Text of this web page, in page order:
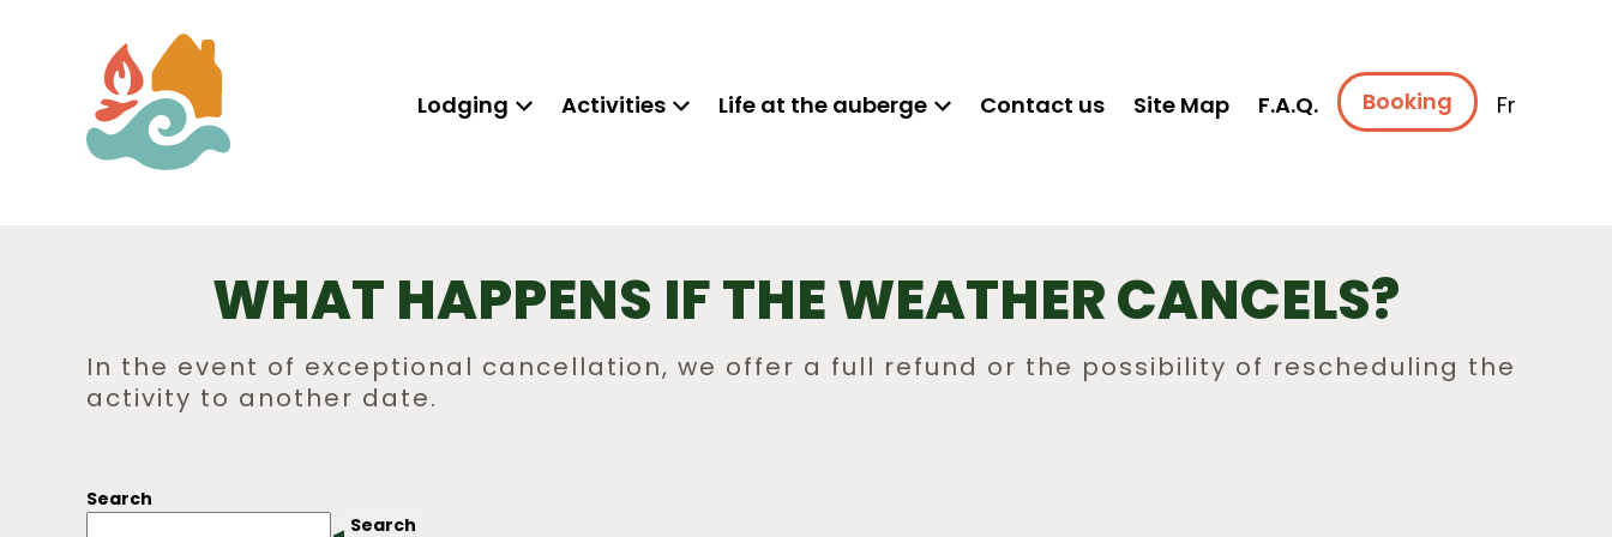
Lodging Activities Life at the auberge Contact us Site Map F.A.Q. Booking Fr
WHAT HAPPENS IF THE WEATHER CANCELS?
In the event of exceptional cancellation, we offer a full refund or the possibility of rescheduling the
activity to another date.
NAVIGATION
Search
Search